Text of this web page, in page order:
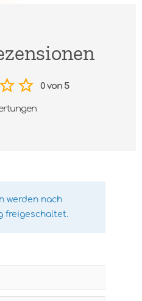
0 von 5
werden nach
freigeschaltet.